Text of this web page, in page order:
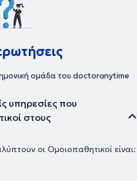
με φυσικό τρόπο και χωρίς
βρίσκεται σε καλή κατάσταση
στις δυσκολίες της ζωής του
η προσπάθεια για
τόσο στη διάγνωση όσο και
αλλά μέσα στον άνθρωπο.
στα μέτρα του Ανθρώπου.
ομάδα του doctoranytime
υπηρεσίες που
στους
οι Ομοιοπαθητικοί είναι: